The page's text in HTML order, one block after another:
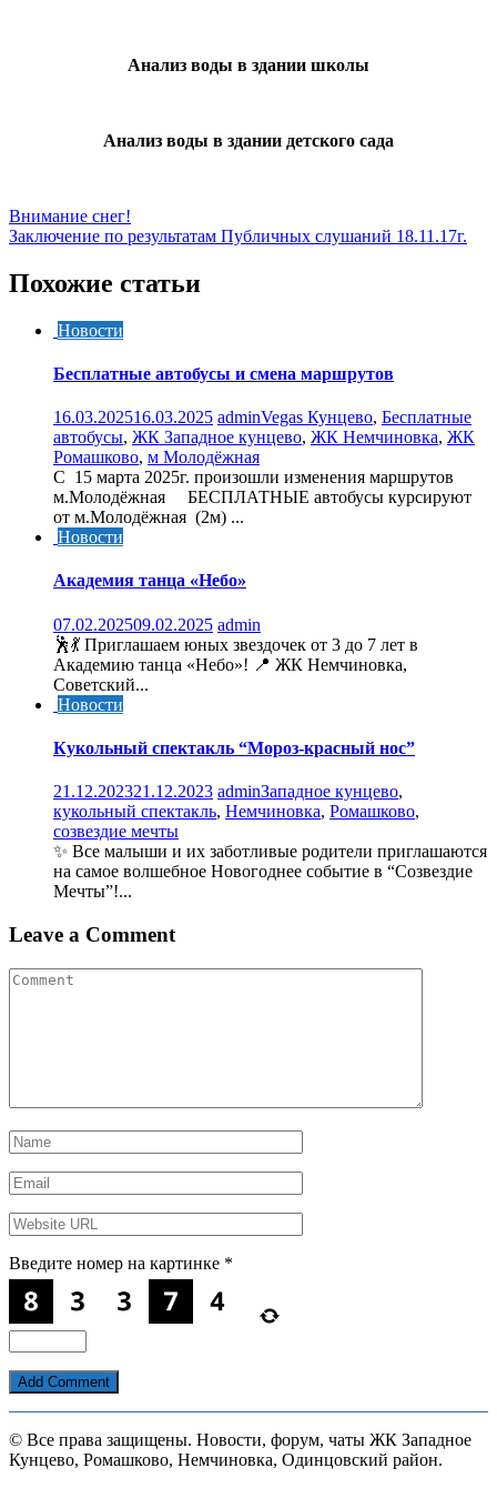
Анализ воды в здании школы
Анализ воды в здании детского сада
Навигация
по
записям
Внимание снег!
Заключение по результатам Публичных слушаний 18.11.17г.
Похожие статьи
Новости
Бесплатные автобусы и смена маршрутов
16.03.202516.03.2025 adminVegas Кунцево, Бесплатные
автобусы, ЖК Западное кунцево, ЖК Немчиновка, ЖК
Ромашково, м Молодёжная
C 15 марта 2025г. произошли изменения маршрутов
м.Молодёжная БЕСПЛАТНЫЕ автобусы курсируют
от м.Молодёжная (2м) ...
Новости
Академия танца «Небо»
07.02.202509.02.2025 admin
🕺💃 Приглашаем юных звездочек от 3 до 7 лет в
Академию танца «Небо»! 📍 ЖК Немчиновка,
Советский...
Новости
Кукольный спектакль “Мороз-красный нос”
21.12.202321.12.2023 adminЗападное кунцево,
кукольный спектакль, Немчиновка, Ромашково,
созвездие мечты
✨ Все малыши и их заботливые родители приглашаются
на самое волшебное Новогоднее событие в “Созвездие
Мечты”!...
Leave a Comment
Введите номер на картинке *
© Все права защищены. Новости, форум, чаты ЖК Западное
Кунцево, Ромашково, Немчиновка, Одинцовский район.